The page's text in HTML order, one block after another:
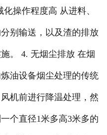
操作程度高 从进料、
别输送，以及渣的排放
。 4. 无烟尘排放 在烟
油设备烟尘处理的传统
机前进行降温处理，然
个直径1米多高3米多的